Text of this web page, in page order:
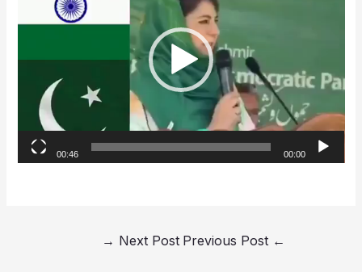
00:00
00:46
←
Next Post
→